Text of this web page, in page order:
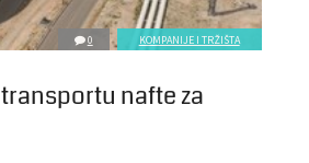
0 KOMPANIJE I TRŽIŠTA
nafte za